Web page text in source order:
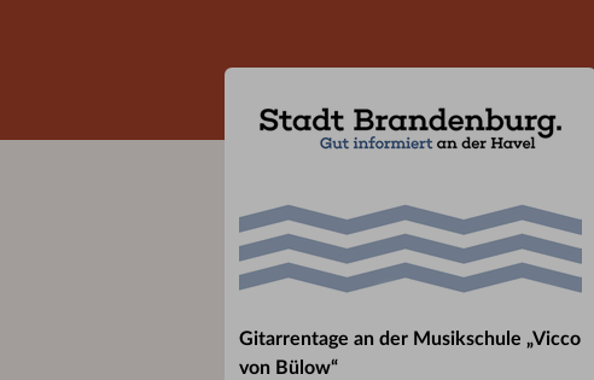
Gitarrentage an der Musikschule „Vicco
von Bülow“